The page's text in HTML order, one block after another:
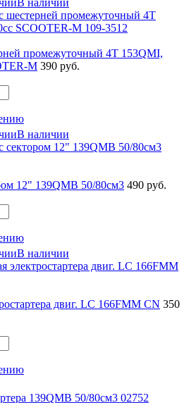
В наличии
промежуточный 4T 153QMI,
M 390 руб.
В наличии
12" 139QMB 50/80см3 490 руб.
В наличии
двиг. LC 166FMM CN 350